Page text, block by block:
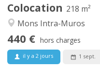
Colocation 218 m²
Mons Intra-Muros
440 € hors charges
il y a 2 jours 1 sept.
Communautaire,